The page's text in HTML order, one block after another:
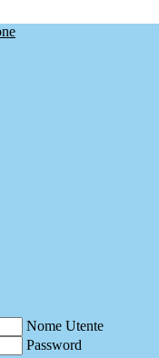
Nome Utente
Password